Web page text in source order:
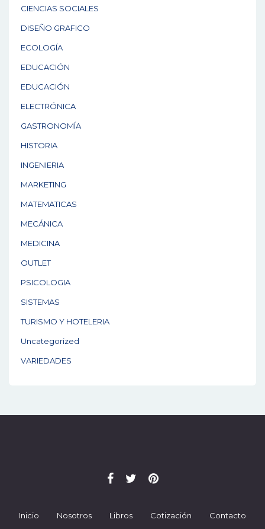
CIENCIAS SOCIALES
DISEÑO GRAFICO
ECOLOGÍA
EDUCACIÓN
EDUCACIÓN
ELECTRÓNICA
GASTRONOMÍA
HISTORIA
INGENIERIA
MARKETING
MATEMATICAS
MECÁNICA
MEDICINA
OUTLET
PSICOLOGIA
SISTEMAS
TURISMO Y HOTELERIA
Uncategorized
VARIEDADES
Inicio Nosotros Libros Cotización Contacto